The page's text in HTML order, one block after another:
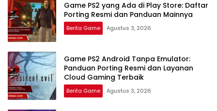
Game PS2 yang Ada di Play Store: Daftar
Porting Resmi dan Panduan Mainnya
Berita Game Agustus 3, 2026
Game PS2 Android Tanpa Emulator:
Panduan Porting Resmi dan Layanan
Cloud Gaming Terbaik
Berita Game Agustus 3, 2026